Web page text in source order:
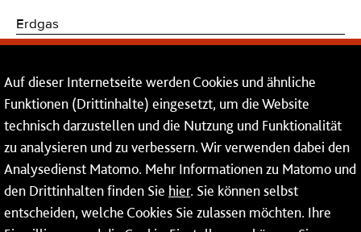
Erdgas
Kommunikations- und Sicherheitstechnik
Service
Mainzer Netze GmbH
Auf dieser Internetseite werden Cookies und ähnliche
Funktionen (Drittinhalte) eingesetzt, um die Website
technisch darzustellen und die Nutzung und Funktionalität
zu analysieren und zu verbessern. Wir verwenden dabei den
Analysedienst Matomo. Mehr Informationen zu Matomo und
den Drittinhalten finden Sie hier. Sie können selbst
entscheiden, welche Cookies Sie zulassen möchten. Ihre